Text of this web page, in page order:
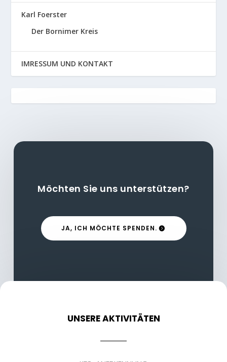
Karl Foerster
Der Bornimer Kreis
IMRESSUM UND KONTAKT
Möchten Sie uns unterstützen?
JA, ICH MÖCHTE SPENDEN.
UNSERE AKTIVITÄTEN